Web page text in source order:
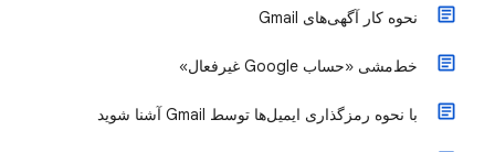
نحوه کار آگهی‌های Gmail
خط‌مشی «حساب Google غیرفعال»
با نحوه رمزگذاری ایمیل‌ها توسط Gmail آشنا شوید